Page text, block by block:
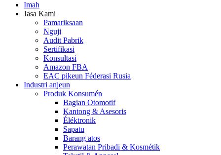
Imah
Jasa Kami
Pamariksaan
Nguji
Audit Pabrik
Sertifikasi
Konsultasi
Amazon FBA
EAC pikeun Féderasi Rusia
Industri anjeun
Produk Konsumén
Bagian Otomotif
Kantong & Asesoris
Éléktronik
Sapatu
Barang atos
Perawatan Pribadi & Kosmétik